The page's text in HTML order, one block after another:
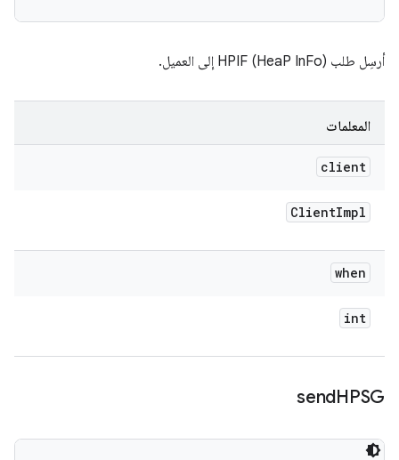
أرسِل طلب HPIF (HeaP InFo) إلى العميل.
المعلمات
client
ClientImpl
when
int
sendHPSG